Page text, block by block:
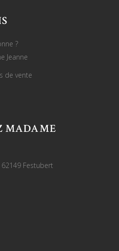
?
Jeanne
de vente
MADAME
Festubert